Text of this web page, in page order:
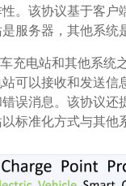
。该协议基于客户
服务器，其他系统
充电站和其他系统
可以接收和发送信
误消息。该协议还
标准化方式与其他